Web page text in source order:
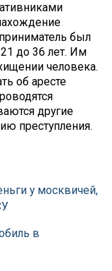
был
до 36 лет. Им
человека.
об аресте
другие
преступления.
у москвичей,
в